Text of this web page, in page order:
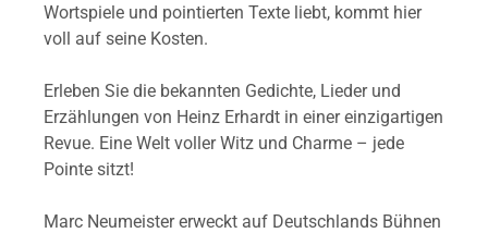
Wortspiele und pointierten Texte liebt, kommt hier
voll auf seine Kosten.
Erleben Sie die bekannten Gedichte, Lieder und
Erzählungen von Heinz Erhardt in einer einzigartigen
Revue. Eine Welt voller Witz und Charme – jede
Pointe sitzt!
Marc Neumeister erweckt auf Deutschlands Bühnen